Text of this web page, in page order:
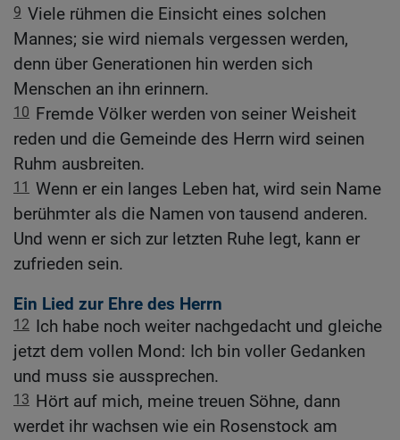
9 Viele rühmen die Einsicht eines solchen
Mannes; sie wird niemals vergessen werden,
denn über Generationen hin werden sich
Menschen an ihn erinnern.
10 Fremde Völker werden von seiner Weisheit
reden und die Gemeinde des Herrn wird seinen
Ruhm ausbreiten.
11 Wenn er ein langes Leben hat, wird sein Name
berühmter als die Namen von tausend anderen.
Und wenn er sich zur letzten Ruhe legt, kann er
zufrieden sein.
Ein Lied zur Ehre des Herrn
12 Ich habe noch weiter nachgedacht und gleiche
jetzt dem vollen Mond: Ich bin voller Gedanken
und muss sie aussprechen.
13 Hört auf mich, meine treuen Söhne, dann
werdet ihr wachsen wie ein Rosenstock am